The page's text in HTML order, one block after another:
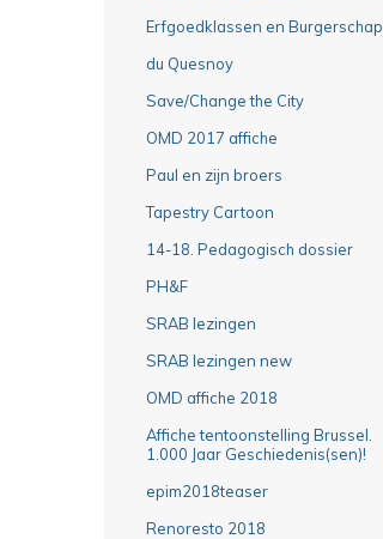
Erfgoedklassen en Burgerschap
du Quesnoy
Save/Change the City
OMD 2017 affiche
Paul en zijn broers
Tapestry Cartoon
14-18. Pedagogisch dossier
PH&F
SRAB lezingen
SRAB lezingen new
OMD affiche 2018
Affiche tentoonstelling Brussel.
1.000 Jaar Geschiedenis(sen)!
epim2018teaser
Renoresto 2018